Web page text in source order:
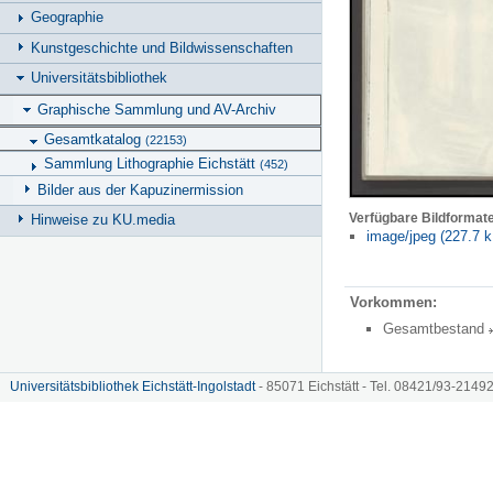
Geographie
Kunstgeschichte und Bildwissenschaften
Universitätsbibliothek
Graphische Sammlung und AV-Archiv
Gesamtkatalog (22153)
Sammlung Lithographie Eichstätt (452)
Bilder aus der Kapuzinermission
Hinweise zu KU.media
Verfügbare
image/jpeg (227.7
Vorkommen:
Gesamtbestand
Universitätsbibliothek Eichstätt-Ingolstadt- 85071 Eichstätt - Tel. 08421/93-